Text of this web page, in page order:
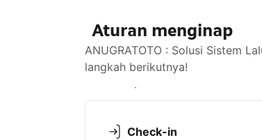
Aturan menginap
ANUGRATOTO : Solusi Sistem
langkah berikutnya!
Lihat ketersediaan
Check-in